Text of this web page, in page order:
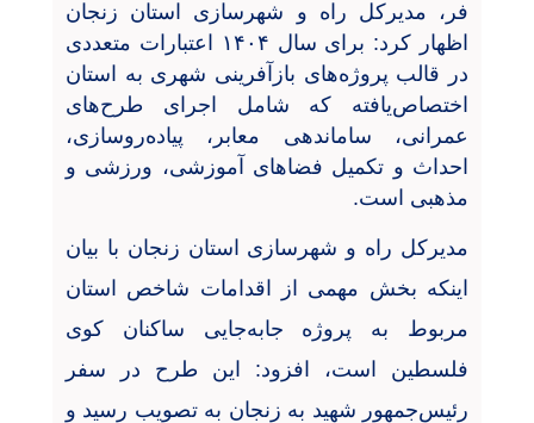
فر، مدیرکل راه و شهرسازی استان زنجان
اظهار کرد: برای سال ۱۴۰۴
اعتبارات متعددی
در قالب پروژه‌های بازآفرینی شهری به استان
اختصاص‌یافته که شامل اجرای طرح‌های
عمرانی، ساماندهی معابر، پیاده‌روسازی،
احداث و تکمیل فضاهای آموزشی، ورزشی و
مذهبی است.
مدیرکل راه و شهرسازی استان زنجان با بیان
اینکه بخش مهمی از اقدامات شاخص استان
مربوط به پروژه جابه‌جایی ساکنان کوی
فلسطین است، افزود: این طرح در سفر
رئیس‌جمهور شهید به زنجان به تصویب رسید و